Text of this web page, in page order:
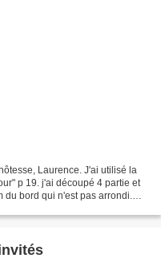
Laurence. J'ai utilisé la
p 19. j'ai découpé 4 partie et
du bord qui n'est pas arrondi.